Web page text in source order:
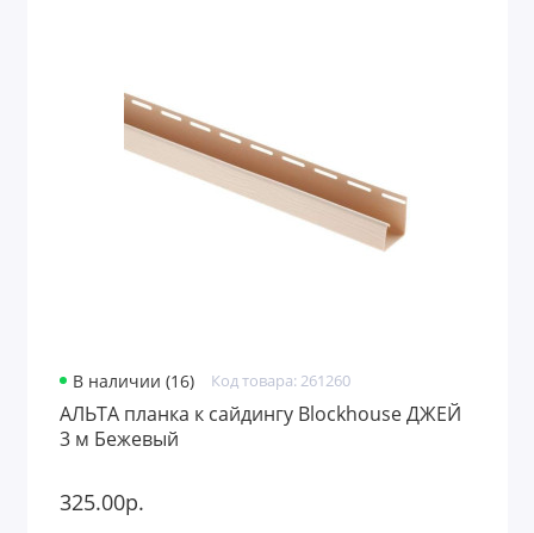
В наличии (16) Код товара: 261260
АЛЬТА планка к сайдингу Blockhouse ДЖЕЙ
3 м Бежевый
325.00р.